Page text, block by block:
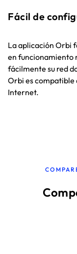
Fácil de
La aplicación Orbi
en funcionamiento
fácilmente su red
Orbi es compatible
Internet.